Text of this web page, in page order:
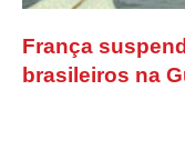
França
brasileiros na